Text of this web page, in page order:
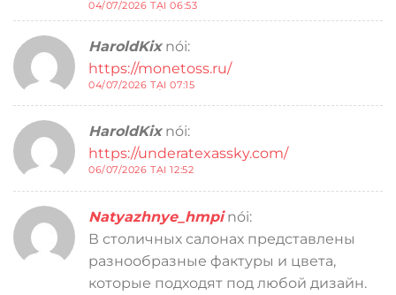
04/07/2026 TẠI 06:53
HaroldKix nói:
https://monetoss.ru/
04/07/2026 TẠI 07:15
HaroldKix nói:
https://underatexassky.com/
06/07/2026 TẠI 12:52
Natyazhnye_hmpi nói:
В столичных салонах представлены
разнообразные фактуры и цвета,
которые подходят под любой дизайн.